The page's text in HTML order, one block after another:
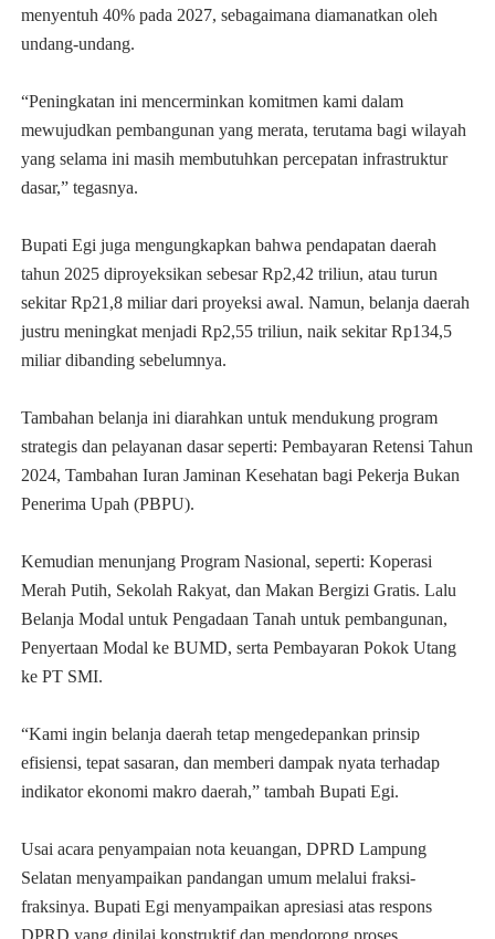
menyentuh 40% pada 2027, sebagaimana diamanatkan oleh
undang-undang.
“Peningkatan ini mencerminkan komitmen kami dalam
mewujudkan pembangunan yang merata, terutama bagi wilayah
yang selama ini masih membutuhkan percepatan infrastruktur
dasar,” tegasnya.
Bupati Egi juga mengungkapkan bahwa pendapatan daerah
tahun 2025 diproyeksikan sebesar Rp2,42 triliun, atau turun
sekitar Rp21,8 miliar dari proyeksi awal. Namun, belanja daerah
justru meningkat menjadi Rp2,55 triliun, naik sekitar Rp134,5
miliar dibanding sebelumnya.
Tambahan belanja ini diarahkan untuk mendukung program
strategis dan pelayanan dasar seperti: Pembayaran Retensi Tahun
2024, Tambahan Iuran Jaminan Kesehatan bagi Pekerja Bukan
Penerima Upah (PBPU).
Kemudian menunjang Program Nasional, seperti: Koperasi
Merah Putih, Sekolah Rakyat, dan Makan Bergizi Gratis. Lalu
Belanja Modal untuk Pengadaan Tanah untuk pembangunan,
Penyertaan Modal ke BUMD, serta Pembayaran Pokok Utang
ke PT SMI.
“Kami ingin belanja daerah tetap mengedepankan prinsip
efisiensi, tepat sasaran, dan memberi dampak nyata terhadap
indikator ekonomi makro daerah,” tambah Bupati Egi.
Usai acara penyampaian nota keuangan, DPRD Lampung
Selatan menyampaikan pandangan umum melalui fraksi-
fraksinya. Bupati Egi menyampaikan apresiasi atas respons
DPRD yang dinilai konstruktif dan mendorong proses